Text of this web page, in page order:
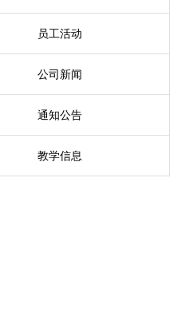
员工活动
公司新闻
通知公告
教学信息